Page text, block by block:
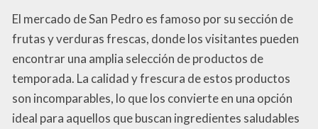
El mercado de San Pedro es famoso por su sección de
frutas y verduras frescas, donde los visitantes pueden
encontrar una amplia selección de productos de
temporada. La calidad y frescura de estos productos
son incomparables, lo que los convierte en una opción
ideal para aquellos que buscan ingredientes saludables